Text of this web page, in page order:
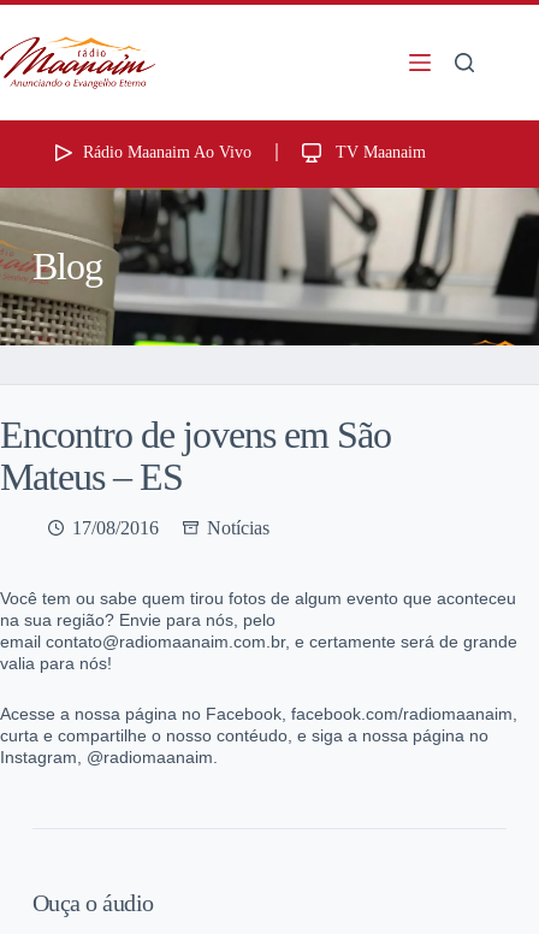
Rádio Maanaim Ao Vivo TV Maanaim
Blog
Encontro de jovens em São
Mateus – ES
17/08/2016 Notícias
Você tem ou sabe quem tirou fotos de algum evento que aconteceu
na sua região? Envie para nós, pelo
email contato@radiomaanaim.com.br, e certamente será de grande
valia para nós!
Acesse a nossa página no Facebook, facebook.com/radiomaanaim,
curta e compartilhe o nosso contéudo, e siga a nossa página no
Instagram, @radiomaanaim.
Ouça o áudio